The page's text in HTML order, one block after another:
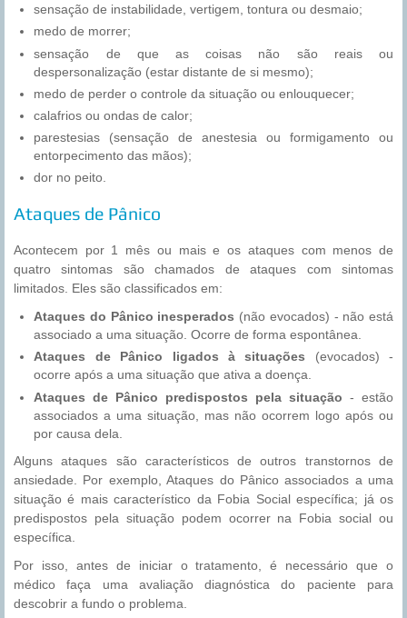
sensação de instabilidade, vertigem, tontura ou desmaio;
medo de morrer;
sensação de que as coisas não são reais ou
despersonalização (estar distante de si mesmo);
medo de perder o controle da situação ou enlouquecer;
calafrios ou ondas de calor;
parestesias (sensação de anestesia ou formigamento ou
entorpecimento das mãos);
dor no peito.
Ataques de Pânico
Acontecem por 1 mês ou mais e os ataques com menos de
quatro sintomas são chamados de ataques com sintomas
limitados. Eles são classificados em:
Ataques do Pânico inesperados (não evocados) - não está
associado a uma situação. Ocorre de forma espontânea.
Ataques de Pânico ligados à situações (evocados) -
ocorre após a uma situação que ativa a doença.
Ataques de Pânico predispostos pela situação - estão
associados a uma situação, mas não ocorrem logo após ou
por causa dela.
Alguns ataques são característicos de outros transtornos de
ansiedade. Por exemplo, Ataques do Pânico associados a uma
situação é mais característico da Fobia Social específica; já os
predispostos pela situação podem ocorrer na Fobia social ou
específica.
Por isso, antes de iniciar o tratamento, é necessário que o
médico faça uma avaliação diagnóstica do paciente para
descobrir a fundo o problema.